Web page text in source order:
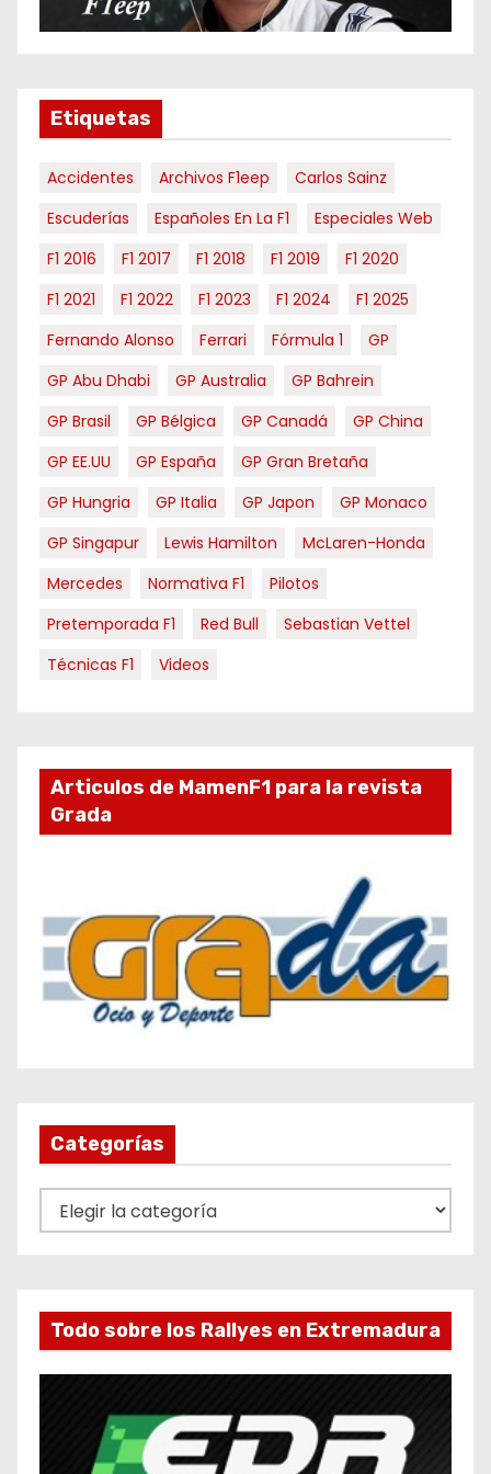
s
Etiquetas
Accidentes Archivos F1eep
Carlos Sainz
Escuderías
Españoles En La F1
Especiales Web
F1 2016
F1 2017 F1 2018 F1 2019
F1 2020
F1 2021
F1 2022 F1 2023 F1 2024
F1 2025
Fernando Alonso
Ferrari Fórmula 1
GP
GP Abu Dhabi
GP Australia
GP Bahrein
GP Brasil
GP Bélgica GP Canadá
GP China
GP EE.UU
GP España
GP Gran Bretaña
GP Hungria
GP Italia GP Japon
GP Monaco
GP Singapur
Lewis Hamilton
McLaren-Honda
Mercedes
Normativa F1
Pilotos
Pretemporada F1
Red Bull
Sebastian Vettel
Técnicas F1
Videos
Articulos de MamenF1 para la revista
Grada
Categorías
a
o
Todo sobre los Rallyes en Extremadura